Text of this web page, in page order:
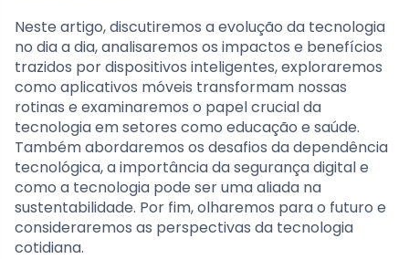
Neste artigo, discutiremos a evolução da tecnologia
no dia a dia, analisaremos os impactos e benefícios
trazidos por dispositivos inteligentes, exploraremos
como aplicativos móveis transformam nossas
rotinas e examinaremos o papel crucial da
tecnologia em setores como educação e saúde.
Também abordaremos os desafios da dependência
tecnológica, a importância da segurança digital e
como a tecnologia pode ser uma aliada na
sustentabilidade. Por fim, olharemos para o futuro e
consideraremos as perspectivas da tecnologia
cotidiana.